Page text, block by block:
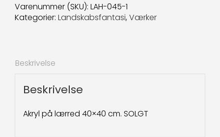
SOLGT
antal
Varenummer (SKU): LAH-045-1
Kategorier: Landskabsfantasi,Værker
Beskrivelse
Beskrivelse
Akryl på lærred 40×40 cm. SOLGT